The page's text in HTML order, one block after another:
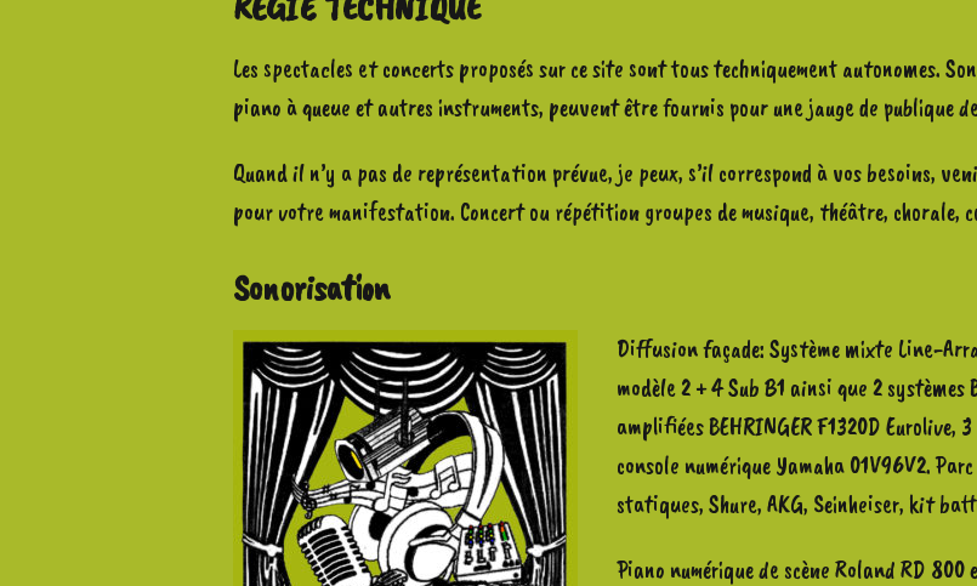
Les spectacles et concerts proposés sur ce site sont tous techniquement autonomes.
piano à queue et autres instruments, peuvent être fournis pour une jauge de publique
Quand il n’y a pas de représentation prévue, je peux, s’il correspond à vos besoins,
pour votre manifestation. Concert ou répétition groupes de musique, théâtre, chorale,
Sonorisation
Diffusion façade: Système mixte Line-
modèle 2 + 4 Sub B1 ainsi que 2 systèmes
amplifiées BEHRINGER F1320D Eurolive,
console numérique Yamaha 01V96V2.
statiques, Shure, AKG, Seinheiser, kit
Piano numérique de scène Roland RD